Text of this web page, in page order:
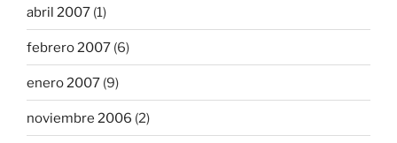
abril 2007 (1)
febrero 2007 (6)
enero 2007 (9)
noviembre 2006 (2)